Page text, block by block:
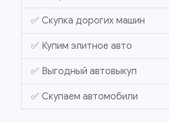
✅ Скупка дорогих машин
✅ Купим элитное авто
✅ Выгодный автовыкуп
✅ Скупаем автомобили